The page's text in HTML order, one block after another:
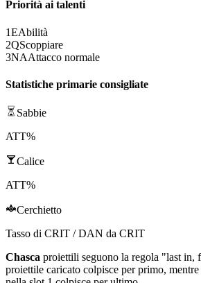
Priorità ai talenti
1EAbilità
2QScoppiare
3NAAttacco normale
Statistiche primarie consigliate
Sabbie
ATT%
Calice
ATT%
Cerchietto
Tasso di CRIT / DAN da CRIT
Chasca proiettili seguono la regola "last in,
proiettile caricato colpisce per primo,